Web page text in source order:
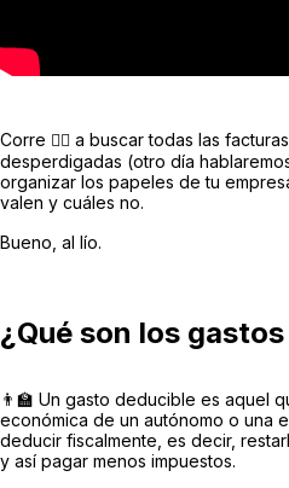
Corre 🏃‍♀️ a buscar todas las
desperdigadas (otro día
organizar los papeles de tu
valen y cuáles no.
Bueno, al lío.
¿Qué son los
👨‍🏫 Un gasto deducible es aquel
económica de un autónomo o una
deducir fiscalmente, es decir,
y así pagar menos impuestos.